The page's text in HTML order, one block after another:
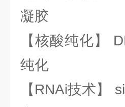
凝胶
【核酸纯化】
纯化
【RNAi技术】